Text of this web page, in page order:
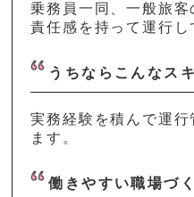
乗務員一同、一般旅
責任感を持って運行し
うちならこんなス
実務経験を積んで運
ます。
働きやすい職場づ